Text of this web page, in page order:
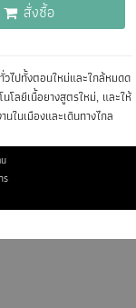
สั่งซื้อ
วไปทั้งตอนใหม่และใกล้หมดด
โลยีเนื้อยางสูตรใหม่, และให้
ในเมืองและเดินทางไกล
ร